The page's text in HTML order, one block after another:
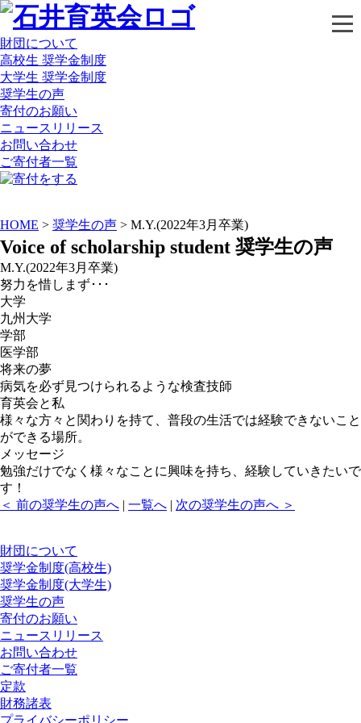
財団について
高校生 奨学金制度
大学生 奨学金制度
奨学生の声
寄付のお願い
ニュースリリース
お問い合わせ
ご寄付者一覧
HOME > 奨学生の声 > M.Y.(2022年3月卒業)
Voice of scholarship student 奨学生の声
M.Y.(2022年3月卒業)
努力を惜しまず･･･
大学
九州大学
学部
医学部
将来の夢
病気を必ず見つけられるような検査技師
育英会と私
様々な方々と関わりを持て、普段の生活では経験できないこと
ができる場所。
メッセージ
勉強だけでなく様々なことに興味を持ち、経験していきたいで
す！
＜ 前の奨学生の声へ | 一覧へ | 次の奨学生の声へ ＞
財団について
奨学金制度(高校生)
奨学金制度(大学生)
奨学生の声
寄付のお願い
ニュースリリース
お問い合わせ
ご寄付者一覧
定款
財務諸表
プライバシーポリシー